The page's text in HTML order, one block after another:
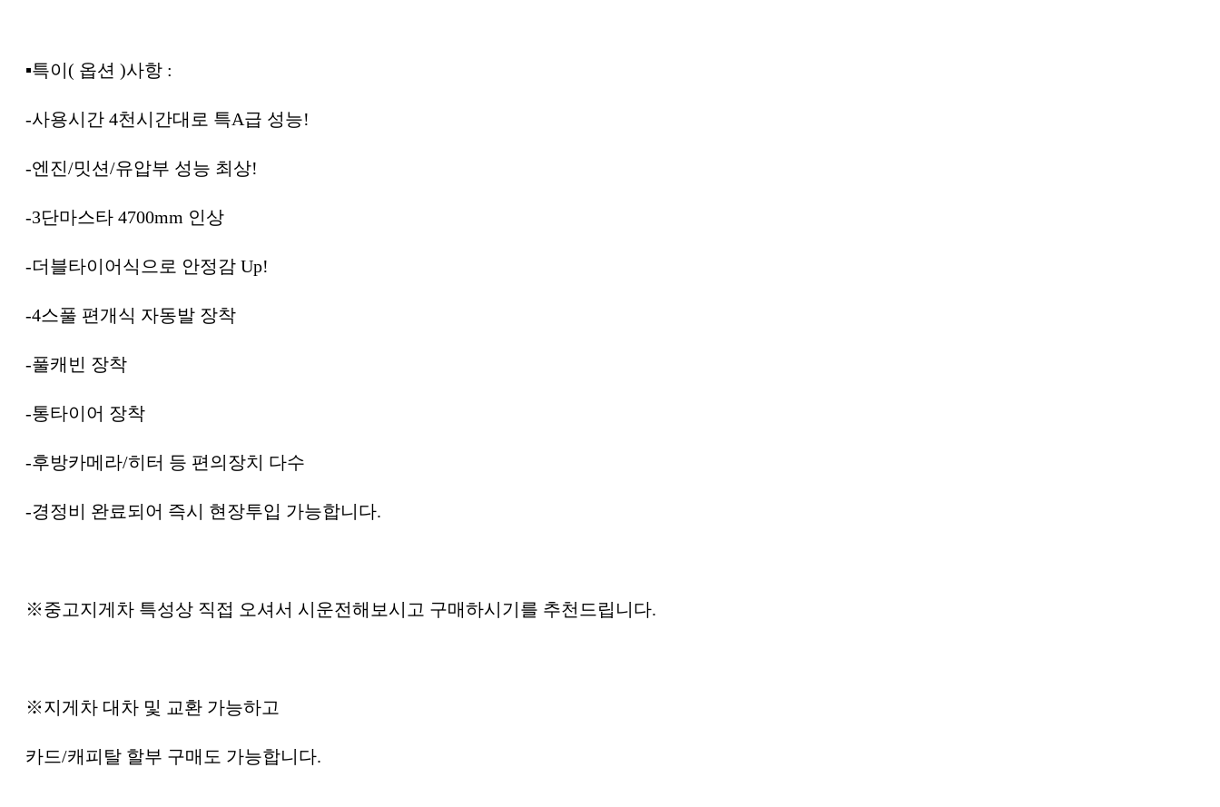
▪특이( 옵션 )사항 :
-사용시간 4천시간대로 특A급 성능!
-엔진/밋션/유압부 성능 최상!
-3단마스타 4700mm 인상
-더블타이어식으로 안정감 Up!
-4스풀 편개식 자동발 장착
-풀캐빈 장착
-통타이어 장착
-후방카메라/히터 등 편의장치 다수
-경정비 완료되어 즉시 현장투입 가능합니다.
※중고지게차 특성상 직접 오셔서 시운전해보시고 구매하시기를 추천드립니다.
※지게차 대차 및 교환 가능하고
카드/캐피탈 할부 구매도 가능합니다.